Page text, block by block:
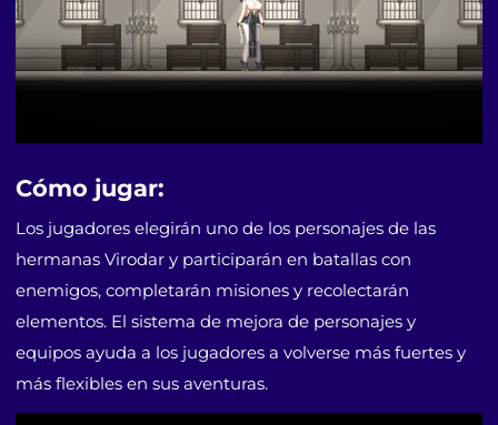
Cómo jugar:
Los jugadores elegirán uno de los personajes de las
hermanas Virodar y participarán en batallas con
enemigos, completarán misiones y recolectarán
elementos. El sistema de mejora de personajes y
equipos ayuda a los jugadores a volverse más fuertes y
más flexibles en sus aventuras.